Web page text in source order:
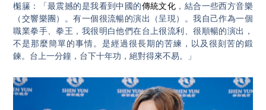
櫆籘：「最震撼的是我看到中國的傳統文化 ，結合一些西方音樂
（交響樂團）。有一個很流暢的演出（呈現）。我自己作為一個
職業拳手、拳王，我很明白他們在台上很流利、很順暢的演出，
不是那麼簡單的事情。是經過很長期的苦練，以及很刻苦的鍛
鍊。台上一分鐘，台下十年功，絕對得來不易。」